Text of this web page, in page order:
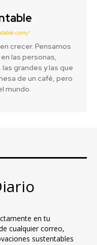
crecer. Pensamos
las personas,
grandes y las que
de un café, pero
mundo.
en tu
cualquier correo,
sustentables